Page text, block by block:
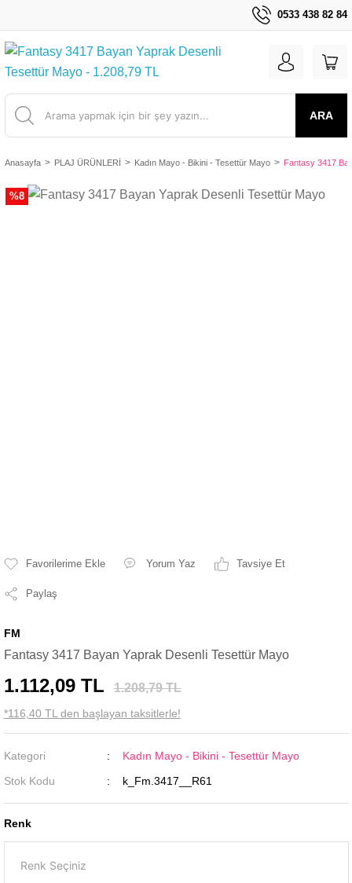
0533 438 82 84
ARA
Anasayfa PLAJ ÜRÜNLERİ Kadın Mayo - Bikini - Tesettür Mayo Fantasy 3417
%8
Yorum Yaz Tavsiye Et
Paylaş
FM
Fantasy 3417 Bayan Yaprak Desenli Tesettür Mayo
1.112,09 TL 1.208,79 TL
*116,40 TL den başlayan taksitlerle!
Kategori
Kadın Mayo - Bikini - Tesettür Mayo
Stok Kodu
k_Fm.3417__R61
Renk